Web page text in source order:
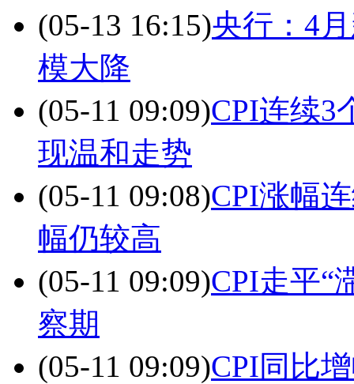
(05-13 16:15)央行：4
模大降
(05-11 09:09)CPI连续3
现温和走势
(05-11 09:08)CPI涨幅
幅仍较高
(05-11 09:09)CPI走平“
察期
(05-11 09:09)CPI同比